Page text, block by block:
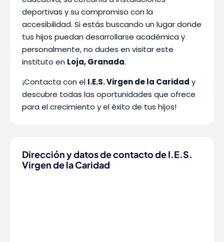
deportivas y su compromiso con la
accesibilidad. Si estás buscando un lugar donde
tus hijos puedan desarrollarse académica y
personalmente, no dudes en visitar este
instituto en Loja, Granada.
¡Contacta con el I.E.S. Virgen de la Caridad y
descubre todas las oportunidades que ofrece
para el crecimiento y el éxito de tus hijos!
Dirección y datos de contacto de I.E.S.
Virgen de la Caridad